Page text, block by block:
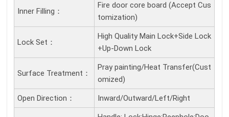
Inner Filling：
Fire door core board (Accept Cus
tomization)
Lock Set：
High Quality Main Lock+Side Lock
+Up-Down Lock
Surface Treatment：
Pray painting/Heat Transfer(Cust
omized)
Open Direction： Inward/Outward/Left/Right